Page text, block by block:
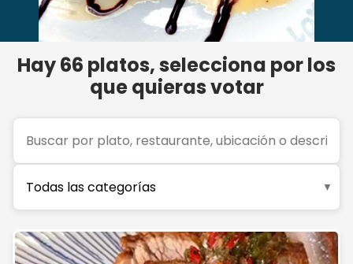
Hay66 platos, selecciona por los
que quieras votar